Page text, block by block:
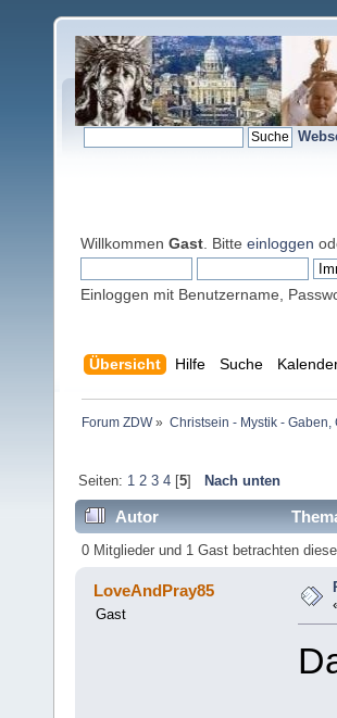
Willkommen Gast . Bitte einloggen
Einloggen mit Benutzername,
Übersicht Hilfe Suche
Forum ZDW» Christsein - Mystik - Gaben,
Seiten: 1 2 3 4[5] Nach unten
Autor
0 Mitglieder und 1 Gast betrachten
LoveAndPray85
Gast